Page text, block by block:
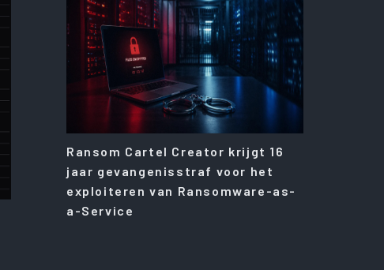
Ransom Cartel Creator krijgt 16
jaar gevangenisstraf voor het
exploiteren van Ransomware-as-
a-Service